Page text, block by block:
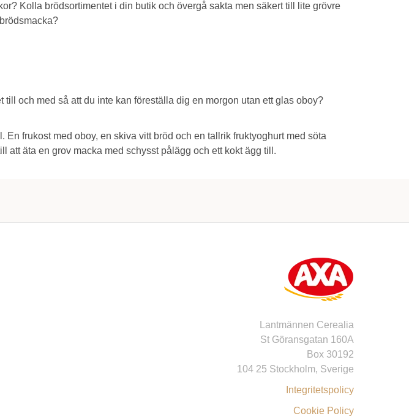
Kolla brödsortimentet i din butik och övergå sakta men säkert till lite grövre
och med så att du inte kan föreställa dig en morgon utan ett glas oboy?
frukost med oboy, en skiva vitt bröd och en tallrik fruktyoghurt med söta
att äta en grov macka med schysst pålägg och ett kokt ägg till.
Lantmännen Cerealia
St Göransgatan 160A
Box 30192
104 25 Stockholm, Sverige
Integritetspolicy
Cookie Policy